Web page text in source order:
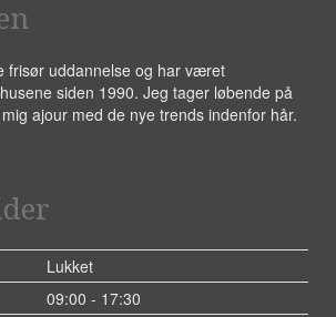
frisør uddannelse og har været
siden 1990. Jeg tager løbende på
ajour med de nye trends indenfor hår.
Lukket
09:00 - 17:30